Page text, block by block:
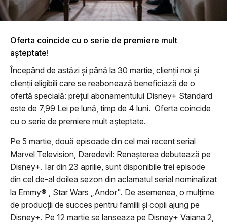
Oferta coincide cu o serie de premiere mult
așteptate!
Începând de astăzi și până la 30 martie, clienții noi și
clienții eligibili care se reabonează beneficiază de o
ofertă specială: prețul abonamentului Disney+ Standard
este de 7,99 Lei pe lună, timp de 4 luni. Oferta coincide
cu o serie de premiere mult așteptate.
Pe 5 martie, două episoade din cel mai recent serial
Marvel Television, Daredevil: Renașterea debutează pe
Disney+. Iar din 23 aprilie, sunt disponibile trei episode
din cel de-al doilea sezon din aclamatul serial nominalizat
la Emmy® , Star Wars „Andor". De asemenea, o mulțime
de producții de succes pentru familii și copii ajung pe
Disney+. Pe 12 martie se lanseaza pe Disney+ Vaiana 2,